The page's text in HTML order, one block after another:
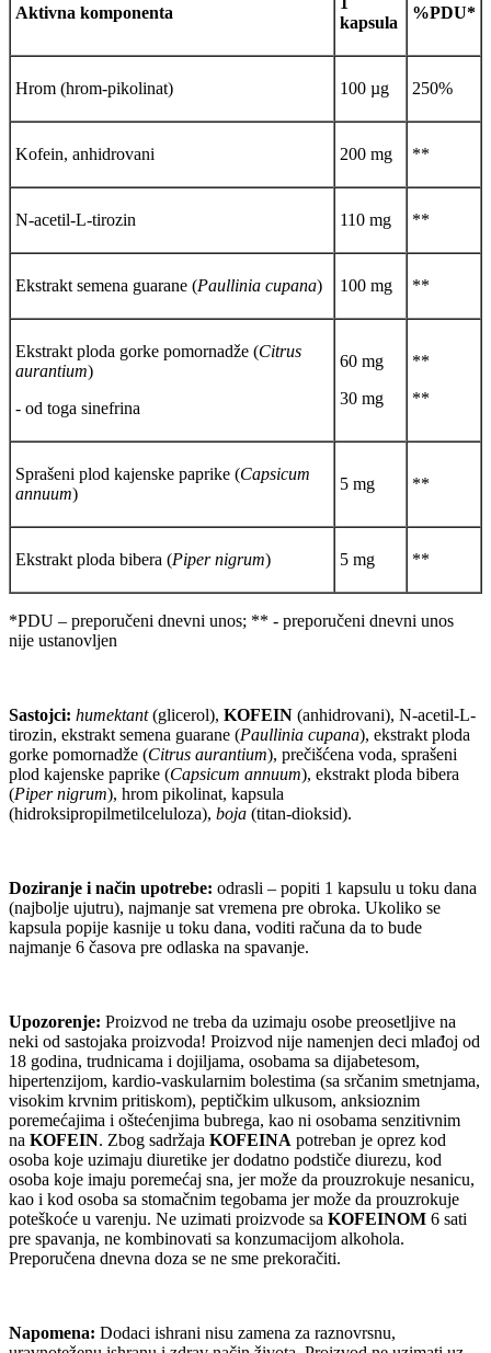
Aktivna komponenta
kapsula
%PDU*
Hrom (hrom-pikolinat) 100 µg 250%
Kofein, anhidrovani 200 mg **
N-acetil-L-tirozin 110 mg **
Ekstrakt semena guarane (Paullinia cupana) 100 mg **
Ekstrakt ploda gorke pomornadže (Citrus
aurantium)
- od toga sinefrina
60 mg
30 mg
**
**
Sprašeni plod kajenske paprike (Capsicum
annuum)
5 mg **
Ekstrakt ploda bibera (Piper nigrum) 5 mg **
*PDU – preporučeni dnevni unos; ** - preporučeni dnevni unos
nije ustanovljen
Sastojci: humektant(glicerol), KOFEIN (anhidrovani), N-acetil-L-
tirozin, ekstrakt semena guarane (Paullinia cupana), ekstrakt ploda
gorke pomornadže (Citrus aurantium), prečišćena voda, sprašeni
plod kajenske paprike (Capsicum annuum), ekstrakt ploda bibera
(Piper nigrum), hrom pikolinat, kapsula
(hidroksipropilmetilceluloza), boja (titan-dioksid).
Doziranje i način upotrebe: odrasli – popiti 1 kapsulu u toku dana
(najbolje ujutru), najmanje sat vremena pre obroka. Ukoliko se
kapsula popije kasnije u toku dana, voditi računa da to bude
najmanje 6 časova pre odlaska na spavanje.
Upozorenje: Proizvod ne treba da uzimaju osobe preosetljive na
neki od sastojaka proizvoda! Proizvod nije namenjen deci mlađoj od
18 godina, trudnicama i dojiljama, osobama sa dijabetesom,
hipertenzijom, kardio-vaskularnim bolestima (sa srčanim smetnjama,
visokim krvnim pritiskom), peptičkim ulkusom, anksioznim
poremećajima i oštećenjima bubrega, kao ni osobama senzitivnim
na KOFEIN. Zbog sadržaja KOFEINA potreban je oprez kod
osoba koje uzimaju diuretike jer dodatno podstiče diurezu, kod
osoba koje imaju poremećaj sna, jer može da prouzrokuje nesanicu,
kao i kod osoba sa stomačnim tegobama jer može da prouzrokuje
poteškoće u varenju. Ne uzimati proizvode sa KOFEINOM 6 sati
pre spavanja, ne kombinovati sa konzumacijom alkohola.
Preporučena dnevna doza se ne sme prekoračiti.
Napomena: Dodaci ishrani nisu zamena za raznovrsnu,